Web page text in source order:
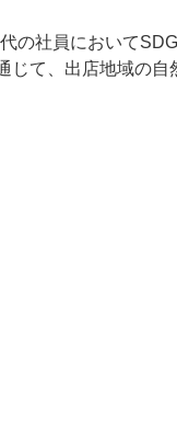
の社員において
じて、出店地域の